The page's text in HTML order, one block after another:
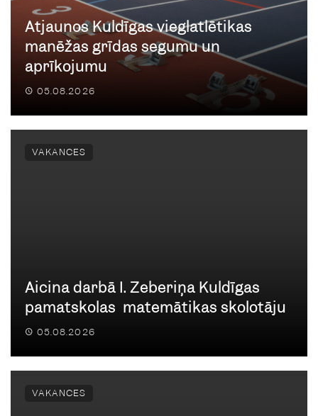
Atjaunos Kuldīgas vieglatlētikas
manēžas grīdas segumu un
aprīkojumu
05.08.2026
Aicina darbā I. Zeberiņa Kuldīgas
pamatskolas matemātikas skolotāju
05.08.2026
VAKANCES
VAKANCES